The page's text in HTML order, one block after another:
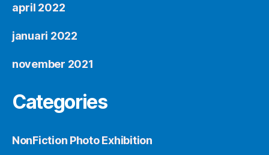
april 2022
januari 2022
november 2021
Categories
NonFiction Photo Exhibition